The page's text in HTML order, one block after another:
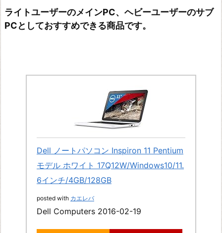
ライトユーザーのメインPC、ヘビーユーザーのサブ
PCとしておすすめできる商品です。
Dell ノートパソコン Inspiron 11 Pentium
モデル ホワイト 17Q12W/Windows10/11.
6インチ/4GB/128GB
posted with カエレバ
Dell Computers 2016-02-19